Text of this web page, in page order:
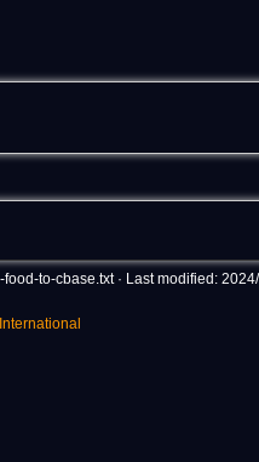
to-cbase.txt· Last modified: